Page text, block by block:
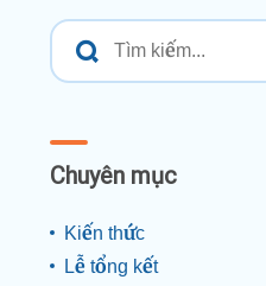
Chuyên mục
Kiến thức
Lễ tổng kết